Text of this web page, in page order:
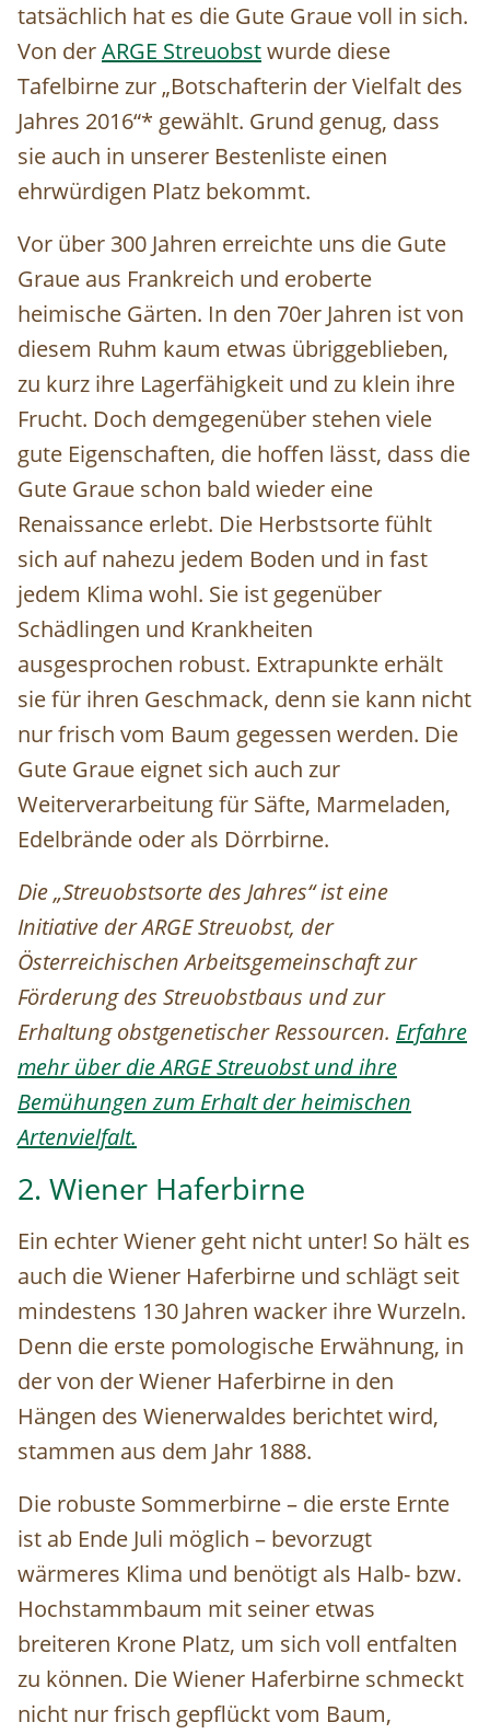
tatsächlich hat es die Gute Graue voll in sich.
Von derARGE Streuobstwurde diese
Tafelbirne zur „Botschafterin der Vielfalt des
Jahres 2016“* gewählt. Grund genug, dass
sie auch in unserer Bestenliste einen
ehrwürdigen Platz bekommt.
Vor über 300 Jahren erreichte uns die Gute
Graue aus Frankreich und eroberte
heimische Gärten. In den 70er Jahren ist von
diesem Ruhm kaum etwas übriggeblieben,
zu kurz ihre Lagerfähigkeit und zu klein ihre
Frucht. Doch demgegenüber stehen viele
gute Eigenschaften, die hoffen lässt, dass die
Gute Graue schon bald wieder eine
Renaissance erlebt. Die Herbstsorte fühlt
sich auf nahezu jedem Boden und in fast
jedem Klima wohl. Sie ist gegenüber
Schädlingen und Krankheiten
ausgesprochen robust. Extrapunkte erhält
sie für ihren Geschmack, denn sie kann nicht
nur frisch vom Baum gegessen werden. Die
Gute Graue eignet sich auch zur
Weiterverarbeitung für Säfte, Marmeladen,
Edelbrände oder als Dörrbirne.
Die „Streuobstsorte des Jahres“ ist eine
Initiative der ARGE Streuobst, der
Österreichischen Arbeitsgemeinschaft zur
Förderung des Streuobstbaus und zur
Erhaltung obstgenetischer Ressourcen. Erfahre
mehr über die ARGE Streuobst und ihre
Bemühungen zum Erhalt der heimischen
Artenvielfalt.
2. Wiener Haferbirne
Ein echter Wiener geht nicht unter! So hält es
auch die Wiener Haferbirne und schlägt seit
mindestens 130 Jahren wacker ihre Wurzeln.
Denn die erste pomologische Erwähnung, in
der von der Wiener Haferbirne in den
Hängen des Wienerwaldes berichtet wird,
stammen aus dem Jahr 1888.
Die robuste Sommerbirne – die erste Ernte
ist ab Ende Juli möglich – bevorzugt
wärmeres Klima und benötigt als Halb- bzw.
Hochstammbaum mit seiner etwas
breiteren Krone Platz, um sich voll entfalten
zu können. Die Wiener Haferbirne schmeckt
nicht nur frisch gepflückt vom Baum,